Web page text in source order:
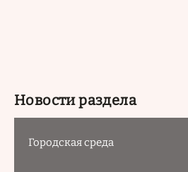
Новости раздела
Городская среда